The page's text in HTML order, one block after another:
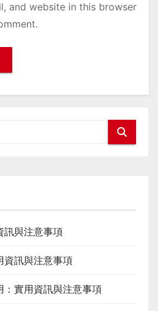
and website in this browser
訊與注意事項
資訊與注意事項
：實用資訊與注意事項